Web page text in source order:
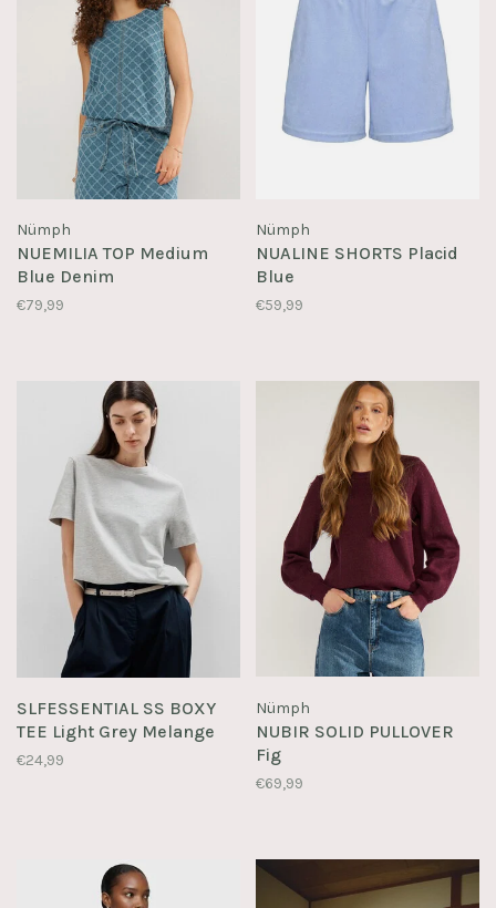
Nümph
NUEMILIA TOP Medium
Blue Denim
€79,99
Nümph
NUALINE SHORTS Placid
Blue
€59,99
SLFESSENTIAL SS BOXY
TEE Light Grey Melange
€24,99
Nümph
NUBIR SOLID PULLOVER
Fig
€69,99